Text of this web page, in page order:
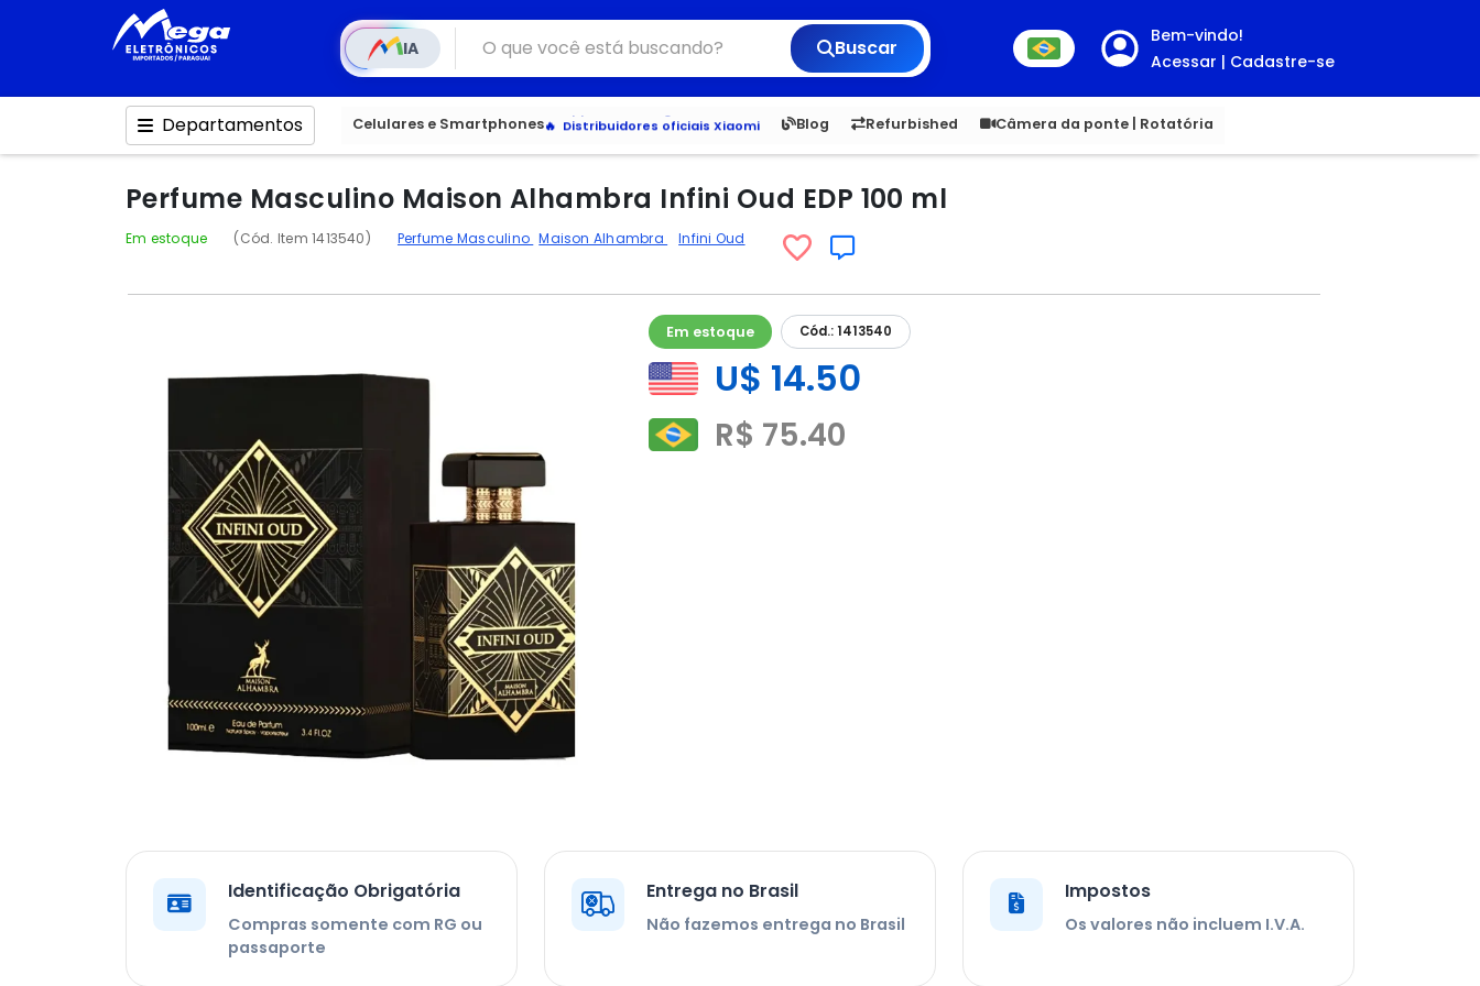
IA Buscar
Bem-vindo!
Acessar | Cadastre-se
Departamentos Celulares e Smartphones
Veja os Lançamentos
Distribuidores oficiais Xiaomi
Blog Refurbished Câmera da ponte | Rotatória
6,050 5.20 1,900 1.00
Perfume Masculino Maison Alhambra Infini Oud EDP 100 ml
Em estoque (Cód. Item 1413540) Perfume Masculino Maison Alhambra Infini Oud
Em estoque Cód.: 1413540
U$ 14.50
R$ 75.40
Identificação Obrigatória
Compras somente com RG ou
passaporte
Entrega no Brasil
Não fazemos entrega no Brasil
Impostos
Os valores não incluem I.V.A.